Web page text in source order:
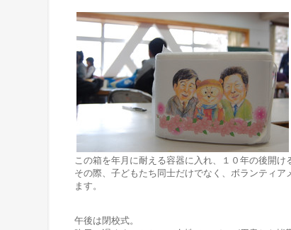
この箱を年月に耐える容器に入れ、１０年の後開け
その際、子どもたち同士だけでなく、ボランティア
ます。
午後は閉校式。